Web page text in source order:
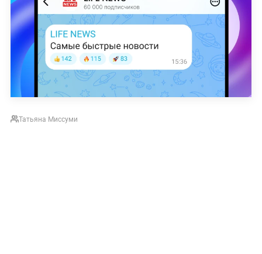
Татьяна Миссуми